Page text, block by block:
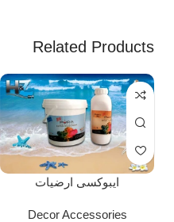
Related Products
ايبوكسى ارضيات
Decor Accessories